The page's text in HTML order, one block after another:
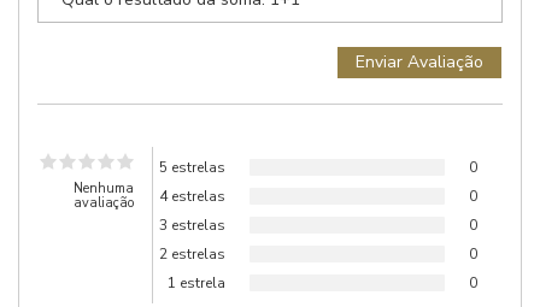
Nenhuma
avaliação
5 estrelas
0
4 estrelas
0
3 estrelas
0
2 estrelas
0
1 estrela
0